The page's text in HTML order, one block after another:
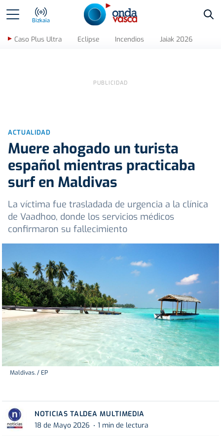
Bizkaia
Caso Plus Ultra Eclipse Incendios Jaiak 2026
ACTUALIDAD
Muere ahogado un turista
español mientras practicaba
surf en Maldivas
La víctima fue trasladada de urgencia a la clínica
de Vaadhoo, donde los servicios médicos
confirmaron su fallecimiento
Maldivas. / EP
NOTICIAS TALDEA MULTIMEDIA
18 de Mayo 2026
1 min de lectura